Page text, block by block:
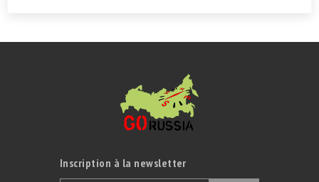
Inscription à la newsletter